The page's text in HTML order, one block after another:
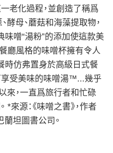
老化過程，並創造了稱爲
酵母、蘑菇和海藻提取物，
味噌“湯粉”的添加使這款美
廳風格的味噌杯擁有令人
時仿弗置身於高級日式餐
享受美味的味噌湯™...幾乎
來，一直爲旅行者和忙碌
來源：《味噌之書》，作者
蘭坦圖書公司。